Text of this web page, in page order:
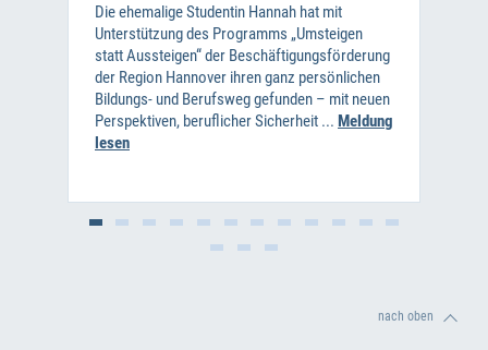
Die ehemalige Studentin Hannah hat mit
Unterstützung des Programms „Umsteigen
statt Aussteigen“ der Beschäftigungsförderung
der Region Hannover ihren ganz persönlichen
Bildungs- und Berufsweg gefunden – mit neuen
Perspektiven, beruflicher Sicherheit ... Meldung
lesen
nach oben